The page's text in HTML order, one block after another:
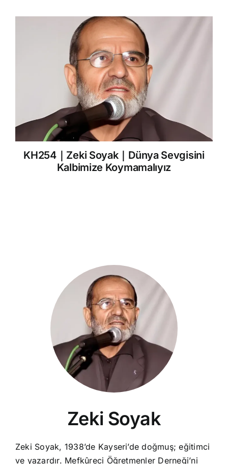
KH254｜Zeki Soyak｜Dünya Sevgisini
Kalbimize Koymamalıyız
Zeki Soyak
Zeki Soyak, 1938’de Kayseri’de doğmuş; eğitimci
ve yazardır. Mefkûreci Öğretmenler Derneği’ni